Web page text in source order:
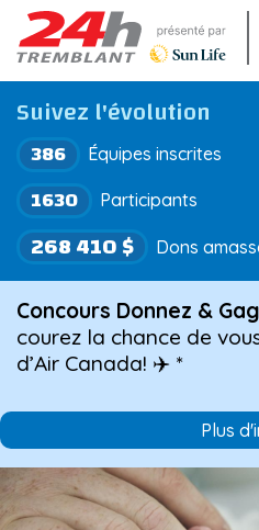
Aller
au
contenu
Suivez l'évolution
386 Équipes inscrites
268 410 $ Dons
1630 Participants
Concours Donnez &
courez la chance de
d’Air Canada! ✈️ *
Plus